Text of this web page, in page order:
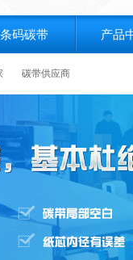
条码碳带 产品
碳带供应商